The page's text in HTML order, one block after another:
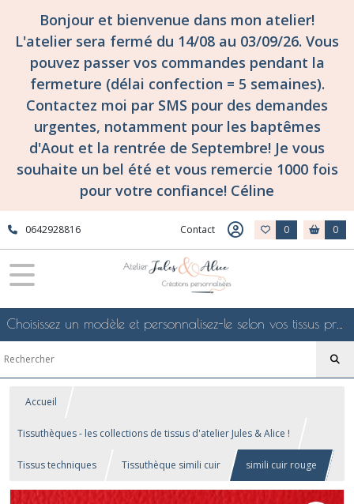
Bonjour et bienvenue dans mon atelier!
L'atelier sera fermé du 14/08 au 03/09/26. Vous
pouvez passer vos commandes pendant la
fermeture (délai confection = 5 semaines).
Contactez moi par SMS pour des demandes
urgentes, notamment pour les baptêmes
d'Aout et la rentrée de Septembre! Je vous
souhaite un bel été et vous remercie 1000 fois
pour votre confiance! Céline
0642928816 Contact 0 0
Choisissez un modèle et personnalisez-le selon vos tissus préférés de mes collections en ligne, je le confectionnerai selon vos souhaits
Accueil
Tissuthèques - les collections de tissus d'atelier Jules & Alice !
Tissus techniques Tissuthèque simili cuir simili cuir rouge